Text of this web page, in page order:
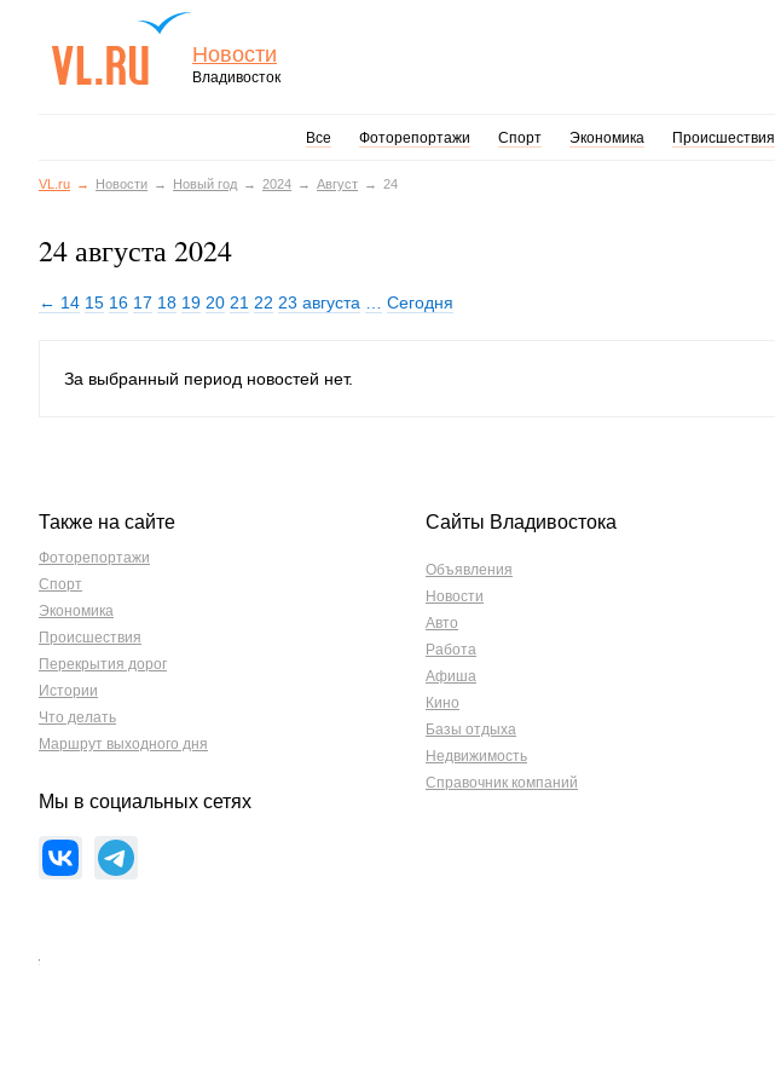
Новости
Владивосток
Все Фоторепортажи Спорт Экономика Происшествия
VL.ru Новости Новый год 2024 Август 24
24 августа 2024
← 14 15 16 17 18 19 20 21 22 23 августа Сегодня
За выбранный период новостей нет.
Также на сайте
Фоторепортажи
Спорт
Экономика
Происшествия
Перекрытия дорог
Истории
Что делать
Маршрут выходного дня
Мы в социальных сетях
Сайты Владивостока
Объявления
Новости
Авто
Работа
Афиша
Кино
Базы отдыха
Недвижимость
Справочник компаний